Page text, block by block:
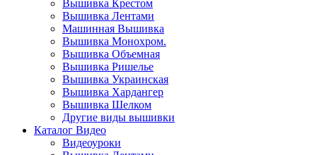
Вышивка Крестом
Вышивка Лентами
Машинная Вышивка
Вышивка Монохром.
Вышивка Объемная
Вышивка Ришелье
Вышивка Украинская
Вышивка Хардангер
Вышивка Шелком
Другие виды вышивки
Каталог Видео
Видеоуроки